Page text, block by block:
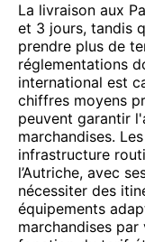
La livraison aux
et 3 jours, tandis
prendre plus de
réglementations
international est
chiffres moyens
peuvent garantir
marchandises.
infrastructure
l’Autriche, avec
nécessiter des
équipements
marchandises